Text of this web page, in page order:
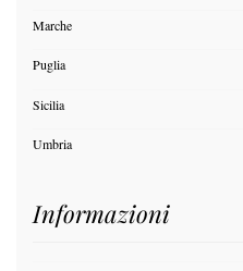
Marche
Puglia
Sicilia
Umbria
Informazioni